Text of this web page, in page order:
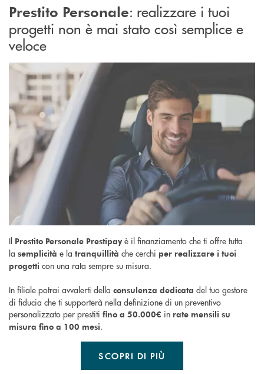
Prestito Personale: realizzare i tuoi
progetti non è mai stato così semplice e
veloce
Il Prestito Personale Prestipay è il finanziamento che ti offre tutta
la semplicità e la tranquillità che cerchi per realizzare i tuoi
progetti con una rata sempre su misura.
In filiale potrai avvalerti della consulenza dedicata del tuo gestore
di fiducia che ti supporterà nella definizione di un preventivo
personalizzato per prestiti fino a 50.000€ in rate mensili su
misura fino a 100 mesi.
SCOPRI DI PIÙ